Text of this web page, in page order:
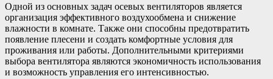
Одной из основных задач осевых вентиляторов является
организация эффективного воздухообмена и снижение
влажности в комнате. Также они способны предотвратить
появление плесени и создать комфортные условия для
проживания или работы. Дополнительными критериями
выбора вентилятора являются экономичность использования
и возможность управления его интенсивностью.